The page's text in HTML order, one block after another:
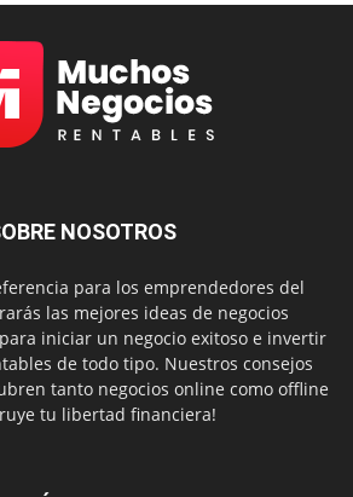
NOSOTROS
para los emprendedores del
las mejores ideas de negocios
iniciar un negocio exitoso e invertir
de todo tipo. Nuestros consejos
tanto negocios online como offline
tu libertad financiera!